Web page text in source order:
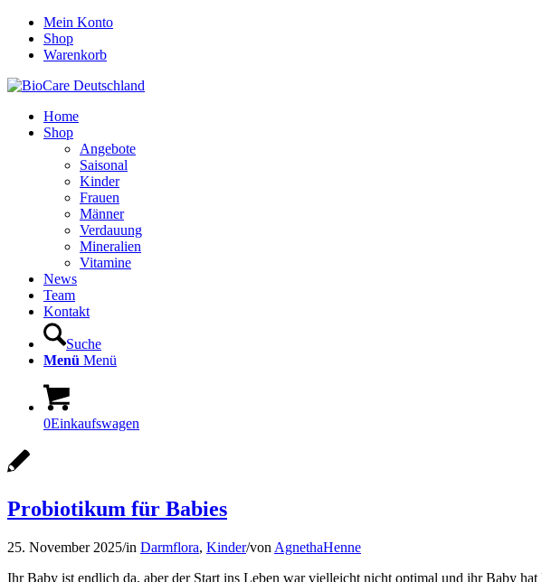
Mein Konto
Shop
Warenkorb
Home
Shop
Angebote
Saisonal
Kinder
Frauen
Männer
Verdauung
Mineralien
Vitamine
News
Team
Kontakt
Suche
Menü Menü
0Einkaufswagen
Probiotikum für Babies
25. November 2025/in Darmflora, Kinder/von AgnethaHenne
Ihr Baby ist endlich da, aber der Start ins Leben war vielleicht nicht optimal und ihr Baby